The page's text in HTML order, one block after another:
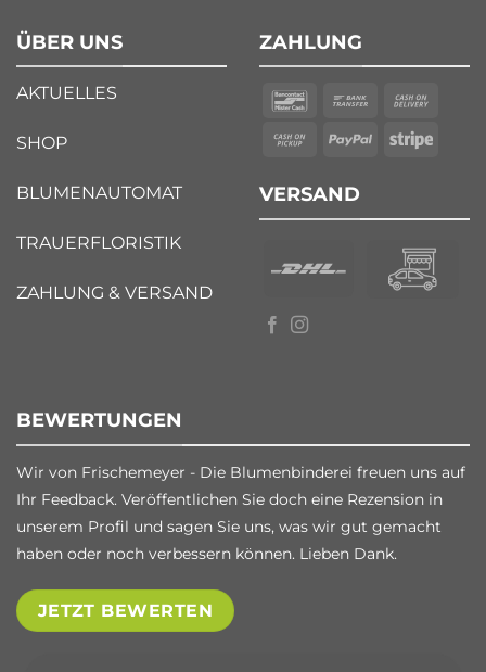
ÜBER UNS
AKTUELLES
SHOP
BLUMENAUTOMAT
TRAUERFLORISTIK
ZAHLUNG & VERSAND
ZAHLUNG
VERSAND
BEWERTUNGEN
Wir von Frischemeyer - Die Blumenbinderei freuen uns auf
Ihr Feedback. Veröffentlichen Sie doch eine Rezension in
unserem Profil und sagen Sie uns, was wir gut gemacht
haben oder noch verbessern können. Lieben Dank.
JETZT BEWERTEN